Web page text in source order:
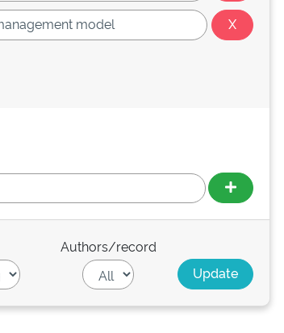
Authors/record